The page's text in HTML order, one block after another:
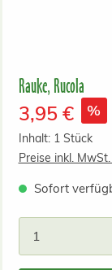
Rauke, Rucola
Verkaufspreis:
3,95 € %
Inhalt: 1 Stück
Preise inkl.
Sofort